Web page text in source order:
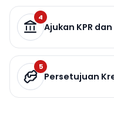
4
Ajukan KPR
5
Persetujuan